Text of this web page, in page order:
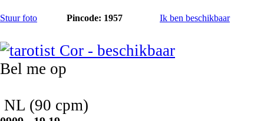
Stuur foto Pincode: 1957 Ik ben beschikbaar
Bel me op
NL (90 cpm)